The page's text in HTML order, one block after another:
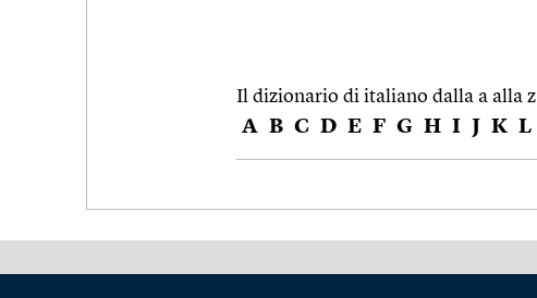
Il dizionario di italiano dalla a alla z
A B C D E F G H I J K L